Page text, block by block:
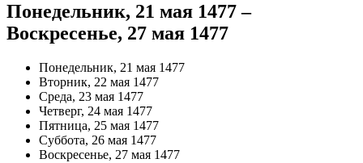
Понедельник, 21 мая 1477 –
Воскресенье, 27 мая 1477
Понедельник, 21 мая 1477
Вторник, 22 мая 1477
Среда, 23 мая 1477
Четверг, 24 мая 1477
Пятница, 25 мая 1477
Суббота, 26 мая 1477
Воскресенье, 27 мая 1477